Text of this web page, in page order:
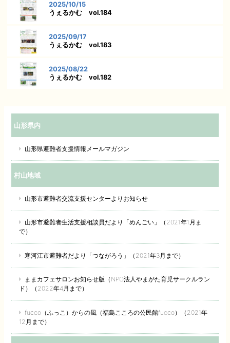
2025/10/15
うぇるかむ vol.184
2025/09/17
うぇるかむ vol.183
2025/08/22
うぇるかむ vol.182
山形県内
山形県避難者支援情報メールマガジン
村山地域
山形市避難者交流支援センターよりお知らせ
山形市避難者生活支援相談員だより「めんごい」（2021年1月ま
で）
寒河江市避難者だより「つながろう」（2021年3月まで）
ままカフェサロンお知らせ版（NPO法人やまがた育児サークルラン
ド）（2022年4月まで）
fucco（ふっこ）からの風（福島こころの公民館fucco）（2021年
12月まで）